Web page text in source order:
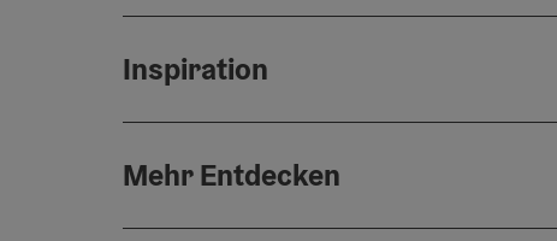
Inspiration
Mehr Entdecken